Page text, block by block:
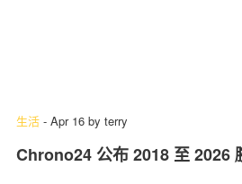
生活 - Apr 16 by terry
Chrono24 公布 2018 至 2026